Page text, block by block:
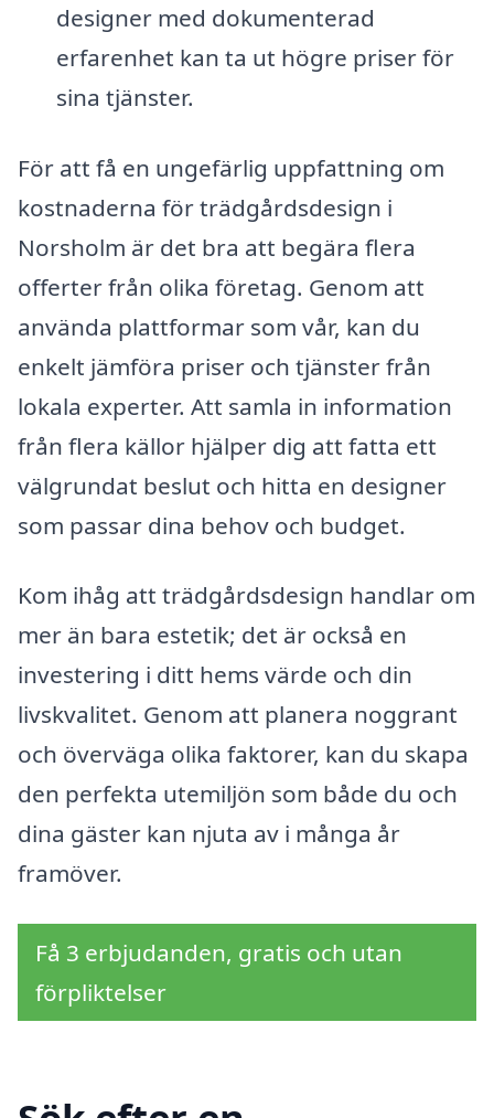
designer med dokumenterad
erfarenhet kan ta ut högre priser för
sina tjänster.
För att få en ungefärlig uppfattning om
kostnaderna för trädgårdsdesign i
Norsholm är det bra att begära flera
offerter från olika företag. Genom att
använda plattformar som vår, kan du
enkelt jämföra priser och tjänster från
lokala experter. Att samla in information
från flera källor hjälper dig att fatta ett
välgrundat beslut och hitta en designer
som passar dina behov och budget.
Kom ihåg att trädgårdsdesign handlar om
mer än bara estetik; det är också en
investering i ditt hems värde och din
livskvalitet. Genom att planera noggrant
och överväga olika faktorer, kan du skapa
den perfekta utemiljön som både du och
dina gäster kan njuta av i många år
framöver.
Få 3 erbjudanden, gratis och utan
förpliktelser